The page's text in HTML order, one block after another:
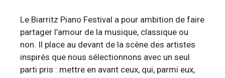
Le Biarritz Piano Festival a pour ambition de faire
partager l’amour de la musique, classique ou
non. Il place au devant de la scène des artistes
inspirés que nous sélectionnons avec un seul
parti pris : mettre en avant ceux, qui, parmi eux,